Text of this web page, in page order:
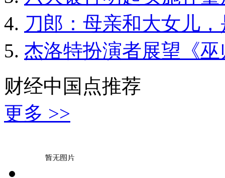
刀郎：母亲和大女儿
杰洛特扮演者展望《
财经中国点推荐
更多 >>